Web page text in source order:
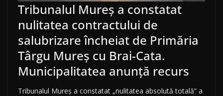
Tribunalul Mureș a constatat
nulitatea contractului de
salubrizare încheiat de Primăria
Târgu Mureș cu Brai-Cata.
Municipalitatea anunță recurs
Tribunalul Mureș a constatat „nulitatea absolută totală” a